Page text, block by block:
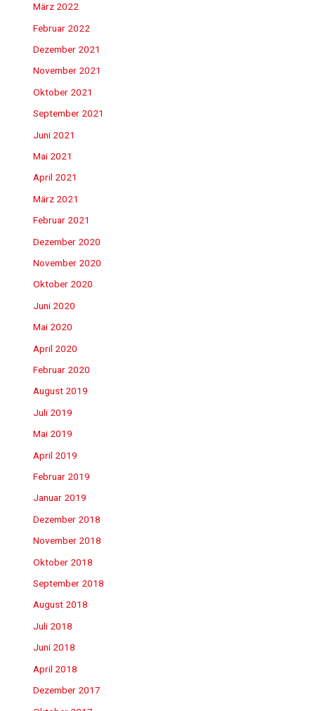
März 2022
Februar 2022
Dezember 2021
November 2021
Oktober 2021
September 2021
Juni 2021
Mai 2021
April 2021
März 2021
Februar 2021
Dezember 2020
November 2020
Oktober 2020
Juni 2020
Mai 2020
April 2020
Februar 2020
August 2019
Juli 2019
Mai 2019
April 2019
Februar 2019
Januar 2019
Dezember 2018
November 2018
Oktober 2018
September 2018
August 2018
Juli 2018
Juni 2018
April 2018
Dezember 2017